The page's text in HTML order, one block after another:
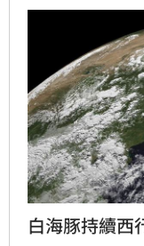
白海豚持續西